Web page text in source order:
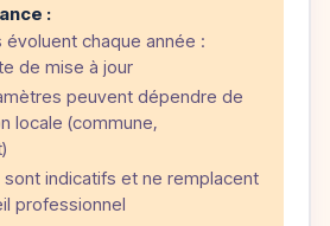
:
chaque année :
de mise à jour
peuvent dépendre de
locale (commune,
indicatifs et ne remplacent
professionnel